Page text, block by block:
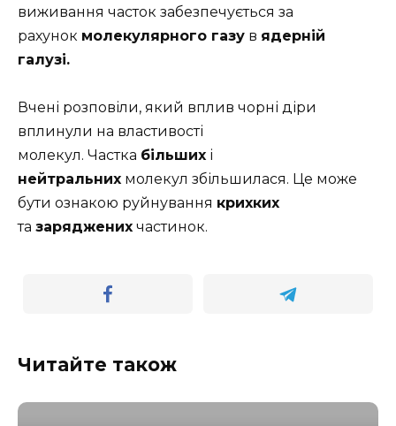
виживання часток забезпечується за
рахунок молекулярного газу в ядерній
галузі.
Вчені розповіли, який вплив чорні діри
вплинули на властивості
молекул. Частка більших і
нейтральних молекул збільшилася. Це може
бути ознакою руйнування крихких
та заряджених частинок.
Читайте також